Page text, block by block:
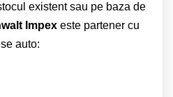
existent sau pe baza de
Impex este partener cu
auto: